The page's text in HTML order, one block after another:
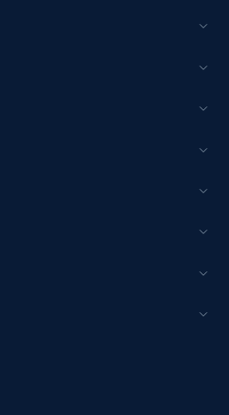
dataset
Description, Initial
Reviews count, and
dataset - Collects
category URL
Description, Initial